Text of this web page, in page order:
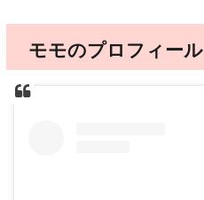
モモのプロフィール